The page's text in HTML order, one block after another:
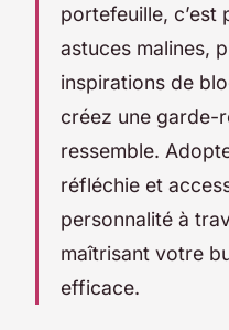
portefeuille, c’est
astuces malines,
inspirations de
créez une garde-
ressemble.
réfléchie et
personnalité à
maîtrisant votre
efficace.